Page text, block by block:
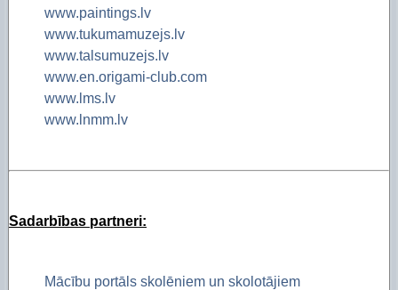
www.paintings.lv
www.tukumamuzejs.lv
www.talsumuzejs.lv
www.en.origami-club.com
www.lms.lv
www.lnmm.lv
Sadarbības partneri:
Mācību portāls skolēniem un skolotājiem